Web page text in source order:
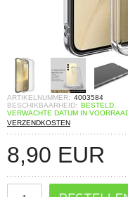
ARTIKELNUMMER: 4003584
BESCHIKBAARHEID: BESTELD.
VERWACHTE DATUM IN
VERZENDKOSTEN
8,90 EUR